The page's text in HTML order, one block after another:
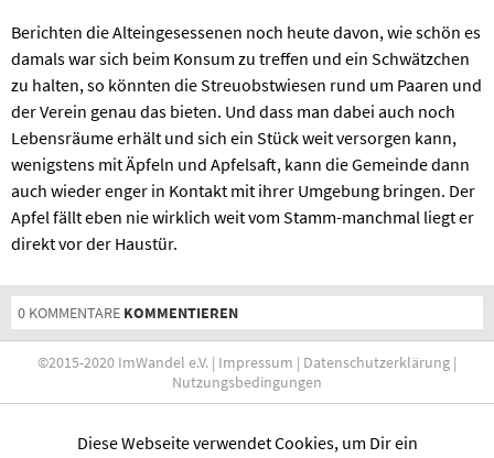
Berichten die Alteingesessenen noch heute davon, wie schön es
damals war sich beim Konsum zu treffen und ein Schwätzchen
zu halten, so könnten die Streuobstwiesen rund um Paaren und
der Verein genau das bieten. Und dass man dabei auch noch
Lebensräume erhält und sich ein Stück weit versorgen kann,
wenigstens mit Äpfeln und Apfelsaft, kann die Gemeinde dann
auch wieder enger in Kontakt mit ihrer Umgebung bringen. Der
Apfel fällt eben nie wirklich weit vom Stamm-manchmal liegt er
direkt vor der Haustür.
0 KOMMENTARE KOMMENTIEREN
©2015-2020 ImWandel e.V. | Impressum | Datenschutzerklärung |
Nutzungsbedingungen
Diese Webseite verwendet Cookies, um Dir ein